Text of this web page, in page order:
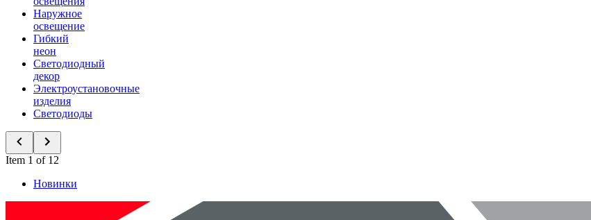
Наружное
освещение
Гибкий
неон
Светодиодный
декор
Электроустановочные
изделия
Светодиоды
Item 1 of 12
Новинки